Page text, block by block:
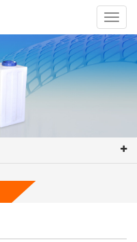
Toggle